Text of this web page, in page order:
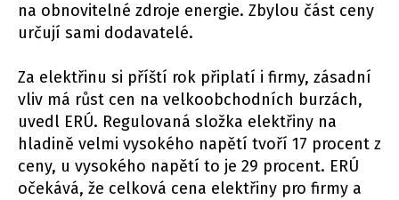
na obnovitelné zdroje energie. Zbylou část ceny
určují sami dodavatelé.
Za elektřinu si příští rok připlatí i firmy, zásadní
vliv má růst cen na velkoobchodních burzách,
uvedl ERÚ. Regulovaná složka elektřiny na
hladině velmi vysokého napětí tvoří 17 procent z
ceny, u vysokého napětí to je 29 procent. ERÚ
očekává, že celková cena elektřiny pro firmy a